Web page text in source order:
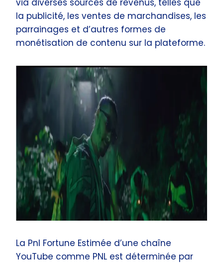
la publicité, les ventes de marchandises, les
parrainages et d’autres formes de
monétisation de contenu sur la plateforme.
La Pnl Fortune Estimée d’une chaîne
YouTube comme PNL est déterminée par